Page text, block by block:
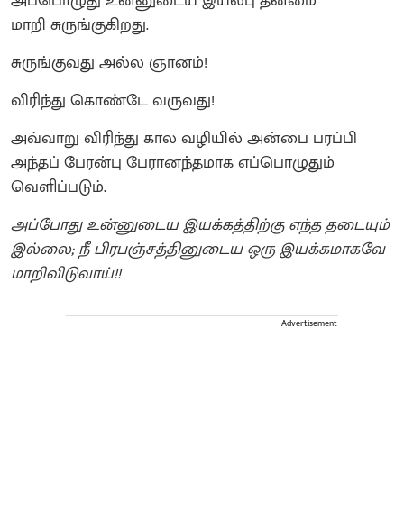
மாறி சுருங்குகிறது.
சுருங்குவது அல்ல ஞானம்!
விரிந்து கொண்டே வருவது!
அவ்வாறு விரிந்து கால வழியில் அன்பை பரப்பி
அந்தப் பேரன்பு பேரானந்தமாக எப்பொழுதும்
வெளிப்படும்.
அப்போது உன்னுடைய இயக்கத்திற்கு எந்த தடையும்
இல்லை; நீ பிரபஞ்சத்தினுடைய ஒரு இயக்கமாகவே
மாறிவிடுவாய்!!
Advertisement